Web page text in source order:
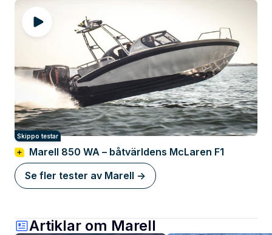
Skippo testar
Marell 850 WA – båtvärldens McLaren F1
Se fler tester av Marell ->
Artiklar om Marell